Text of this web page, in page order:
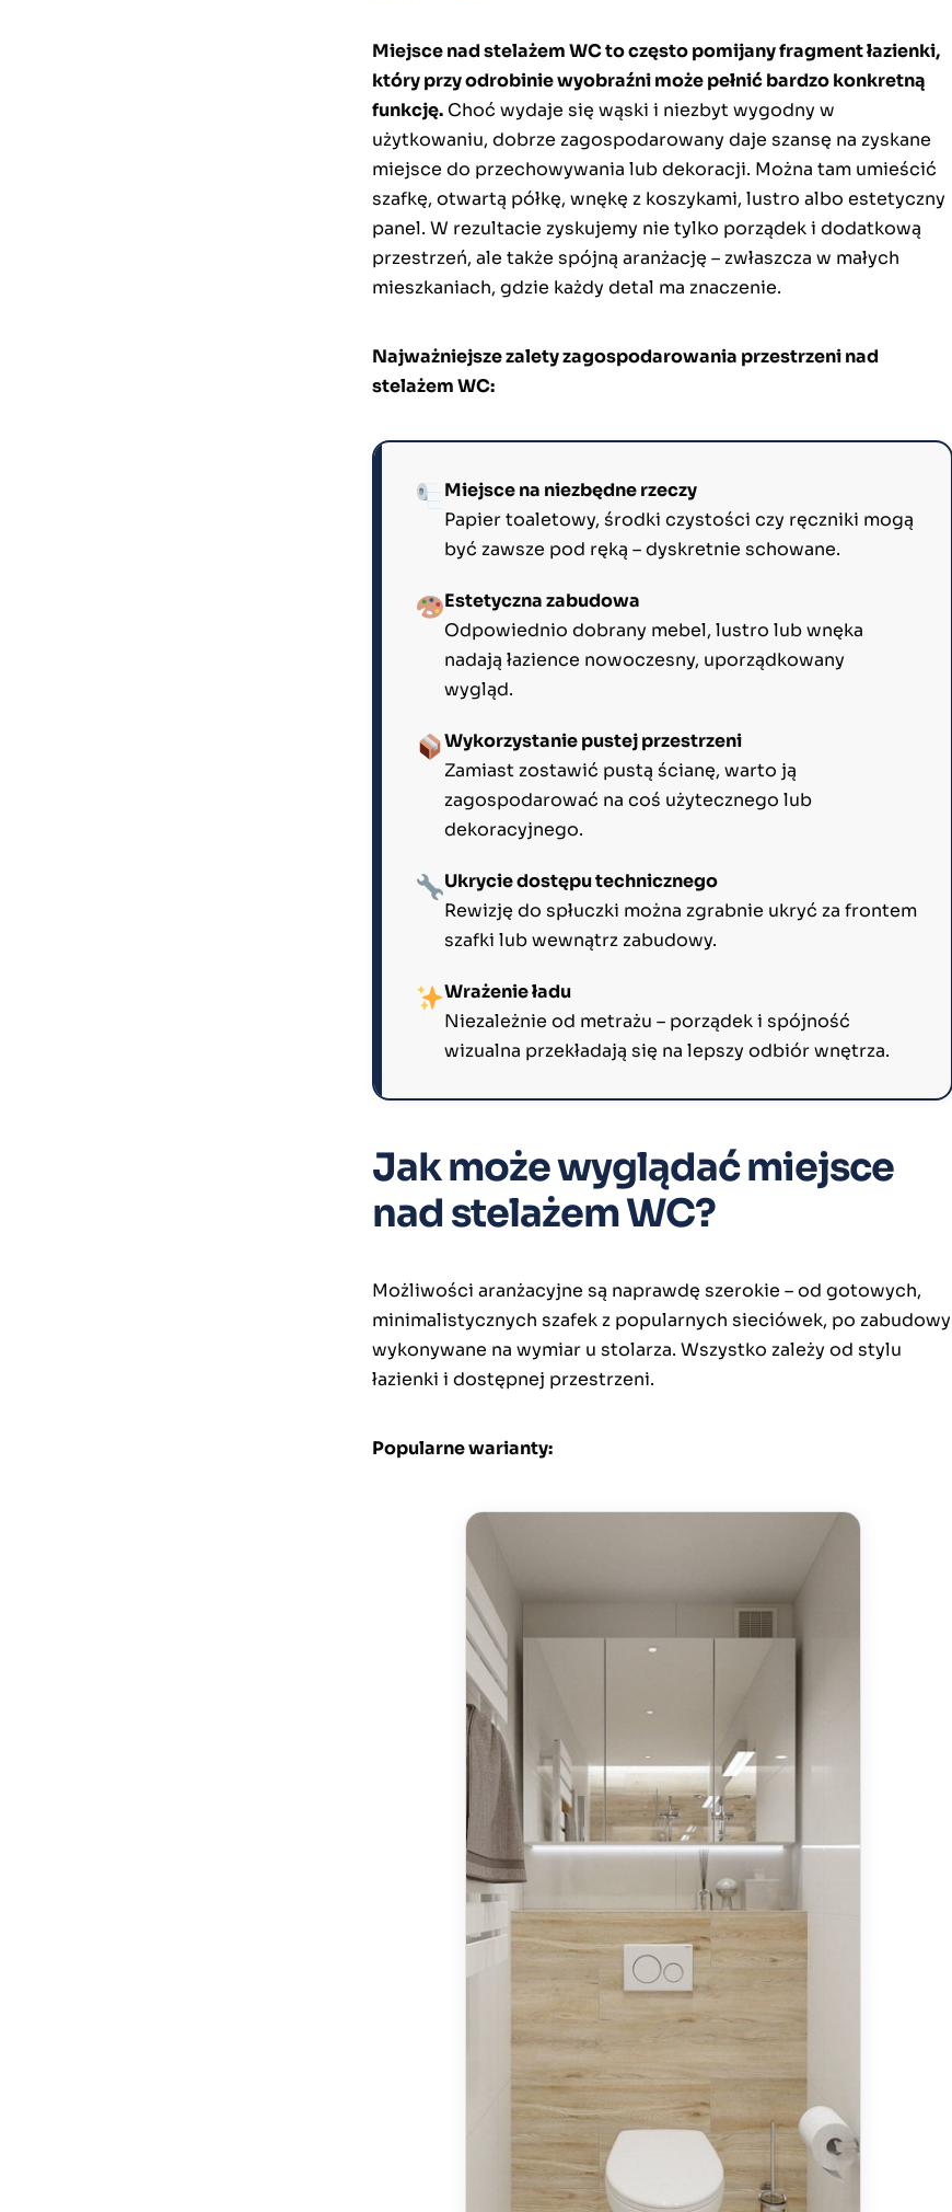
Miejsce nad stelażem WC to często pomijany fragment łazienki,
który przy odrobinie wyobraźni może pełnić bardzo konkretną
funkcję. Choć wydaje się wąski i niezbyt wygodny w
użytkowaniu, dobrze zagospodarowany daje szansę na zyskane
miejsce do przechowywania lub dekoracji. Można tam umieścić
szafkę, otwartą półkę, wnękę z koszykami, lustro albo estetyczny
panel. W rezultacie zyskujemy nie tylko porządek i dodatkową
przestrzeń, ale także spójną aranżację – zwłaszcza w małych
mieszkaniach, gdzie każdy detal ma znaczenie.
Najważniejsze zalety zagospodarowania przestrzeni nad
stelażem WC:
Miejsce na niezbędne rzeczy
Papier toaletowy, środki czystości czy ręczniki mogą
być zawsze pod ręką – dyskretnie schowane.
Estetyczna zabudowa
Odpowiednio dobrany mebel, lustro lub wnęka
nadają łazience nowoczesny, uporządkowany
wygląd.
Wykorzystanie pustej przestrzeni
Zamiast zostawić pustą ścianę, warto ją
zagospodarować na coś użytecznego lub
dekoracyjnego.
Ukrycie dostępu technicznego
Rewizję do spłuczki można zgrabnie ukryć za frontem
szafki lub wewnątrz zabudowy.
Wrażenie ładu
Niezależnie od metrażu – porządek i spójność
wizualna przekładają się na lepszy odbiór wnętrza.
Jak może wyglądać miejsce
nad stelażem WC?
Możliwości aranżacyjne są naprawdę szerokie – od gotowych,
minimalistycznych szafek z popularnych sieciówek, po zabudowy
wykonywane na wymiar u stolarza. Wszystko zależy od stylu
łazienki i dostępnej przestrzeni.
Popularne warianty: